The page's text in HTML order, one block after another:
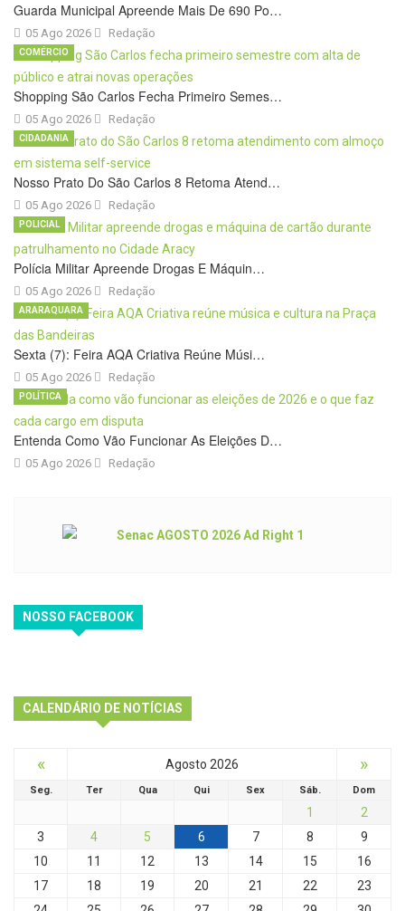
Guarda Municipal Apreende Mais De 690 Po…
05 Ago 2026 Redação
Shopping São Carlos Fecha Primeiro Semes…
05 Ago 2026
COMÉRCIO
Redação
Nosso Prato Do São Carlos 8 Retoma Atend…
05 Ago 2026
CIDADANIA
Redação
Polícia Militar Apreende Drogas E Máquin…
05 Ago 2026
POLICIAL
Redação
Sexta (7): Feira AQA Criativa Reúne Músi…
05 Ago 2026
ARARAQUARA
Redação
Entenda Como Vão Funcionar As Eleições D…
05 Ago 2026
POLÍTICA
Redação
NOSSO FACEBOOK
CALENDÁRIO DE NOTÍCIAS
« Agosto 2026 »
Seg. Ter Qua Qui Sex Sáb. Dom
1
2
3
4 5 6 7 8
9
10
11 12 13 14 15
16
17
18 19 20 21 22
23